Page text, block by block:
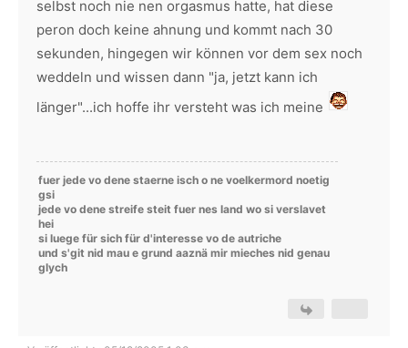
selbst noch nie nen orgasmus hatte, hat diese
peron doch keine ahnung und kommt nach 30
sekunden, hingegen wir können vor dem sex noch
weddeln und wissen dann "ja, jetzt kann ich
länger"...ich hoffe ihr versteht was ich meine
fuer jede vo dene staerne isch o ne voelkermord noetig
gsi
jede vo dene streife steit fuer nes land wo si verslavet
hei
si luege für sich für d'interesse vo de autriche
und s'git nid mau e grund aaznä mir mieches nid genau
glych